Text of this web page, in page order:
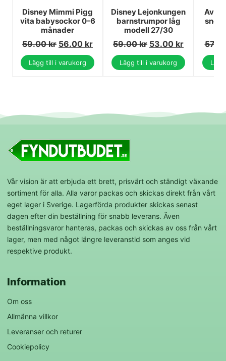
Disney Mimmi Pigg
vita babysockor 0-6
månader
59.00kr 56.00 kr
Lägg till i varukorg
Disney Lejonkungen
barnstrumpor låg
modell 27/30
59.00kr 53.00 kr
Lägg till i varukorg
Vår vision är att erbjuda ett brett, prisvärt och ständigt växande
sortiment för alla. Alla varor packas och skickas direkt från vårt
eget lager i Sverige. Lagerförda produkter skickas senast
dagen efter din beställning för snabb leverans. Även
beställningsvaror hanteras, packas och skickas av oss från vårt
lager, men med något längre leveranstid som anges vid
respektive produkt.
Information
Om oss
Allmänna villkor
Leveranser och returer
Cookiepolicy